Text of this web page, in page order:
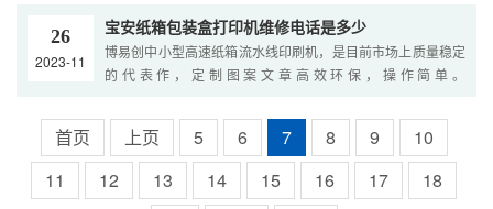
26
2023-11
宝安纸箱包装盒打印机维修电话是多少
博易创中小型高速纸箱流水线印刷机，是目前市场上质量稳定
的代表作，定制图案文章高效环保，操作简单。
首页 上页 5 6 7 8 9
10
11
12 13 14 15 16 17
18